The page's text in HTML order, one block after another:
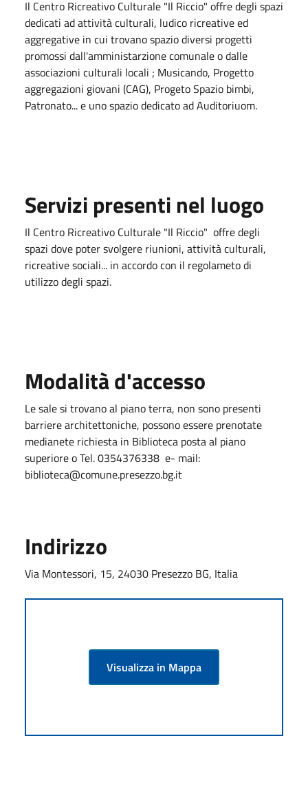
Il Centro Ricreativo Culturale "Il Riccio" offre degli spazi
dedicati ad attività culturali, ludico ricreative ed
aggregative in cui trovano spazio diversi progetti
promossi dall'amministarzione comunale o dalle
associazioni culturali locali ; Musicando, Progetto
aggregazioni giovani (CAG), Progeto Spazio bimbi,
Patronato... e uno spazio dedicato ad Auditoriuom.
Servizi presenti nel luogo
Il Centro Ricreativo Culturale "Il Riccio" offre degli
spazi dove poter svolgere riunioni, attività culturali,
ricreative sociali... in accordo con il regolameto di
utilizzo degli spazi.
Modalità d'accesso
Le sale si trovano al piano terra, non sono presenti
barriere architettoniche, possono essere prenotate
medianete richiesta in Biblioteca posta al piano
superiore o Tel. 0354376338 e- mail:
biblioteca@comune.presezzo.bg.it
Indirizzo
Via Montessori, 15, 24030 Presezzo BG, Italia
Visualizza in Mappa